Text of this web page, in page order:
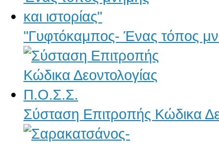
"Γυφτόκαμπος- Ένας τόπος
Σύσταση Επιτροπής Κώδικα